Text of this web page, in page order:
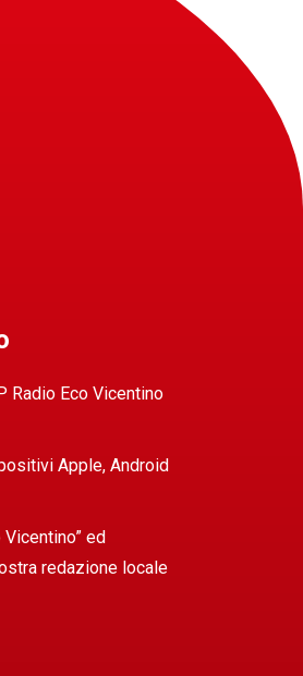
Radio Eco Vicentino
Apple, Android
ed
redazione locale